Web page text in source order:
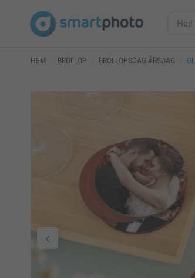
HEM BRÖLLOP BRÖLLOPSDAG ÅRSDAG